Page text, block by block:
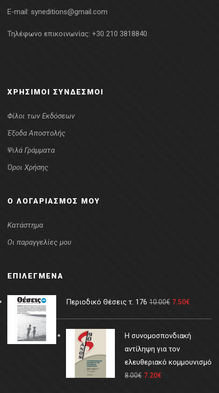
E-mail: syneditions@gmail.com
Τηλέφωνο επικοινωνίας: +30 210 3818840
ΧΡΉΣΙΜΟΙ ΣΎΝΔΕΣΜΟΙ
Φίλοι των Εκδόσεων
Έξοδα Αποστολής
Ψιλά Γράμματα
Όροι Χρήσης
Ο ΛΟΓΑΡΙΑΣΜΌΣ ΜΟΥ
Κατάστημα
Οι παραγγελίες μου
ΕΠΙΛΕΓΜΈΝΑ
Περιοδικό Θέσεις τ. 176 10.00€ 7.50€
Η συνομοσπονδιακή
αντίληψη για τον
ελευθεριακό κομμουνισμό
8.00€ 7.20€